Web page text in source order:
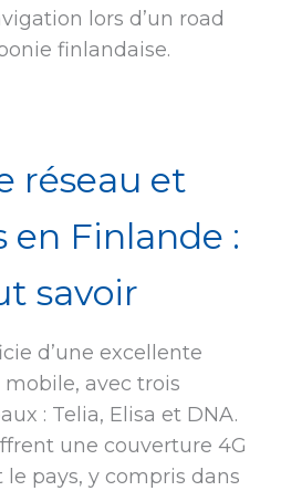
lors d’un road
finlandaise.
réseau et
en Finlande :
savoir
d’une excellente
avec trois
: Telia, Elisa et DNA.
une couverture 4G
pays, y compris dans